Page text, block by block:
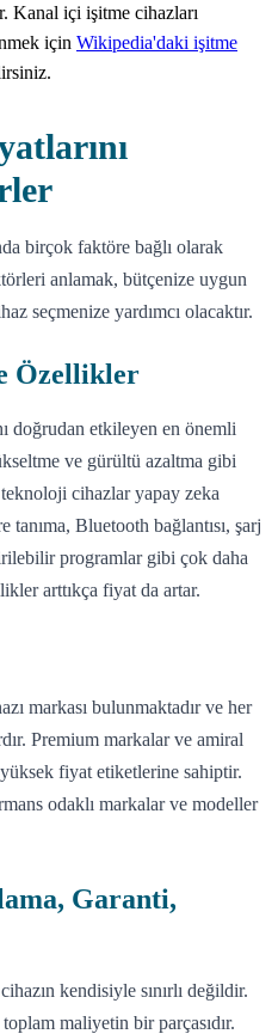
Kanal içi işitme cihazları
için Wikipedia'daki işitme
birçok faktöre bağlı olarak
anlamak, bütçenize uygun
seçmenize yardımcı olacaktır.
Özellikler
doğrudan etkileyen en önemli
ve gürültü azaltma gibi
cihazlar yapay zeka
Bluetooth bağlantısı, şarj
programlar gibi çok daha
arttıkça fiyat da artar.
markası bulunmaktadır ve her
Premium markalar ve amiral
fiyat etiketlerine sahiptir.
odaklı markalar ve modeller
Garanti,
kendisiyle sınırlı değildir.
maliyetin bir parçasıdır.